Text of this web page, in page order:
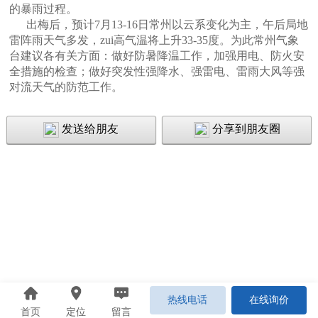
的暴雨过程。
出梅后，预计7月13-16日常州以云系变化为主，午后局地
雷阵雨天气多发，zui高气温将上升33-35度。为此常州气象
台建议各有关方面：做好防暑降温工作，加强用电、防火安
全措施的检查；做好突发性强降水、强雷电、雷雨大风等强
对流天气的防范工作。
发送给朋友 分享到朋友圈
首页 定位 留言
热线电话 在线询价